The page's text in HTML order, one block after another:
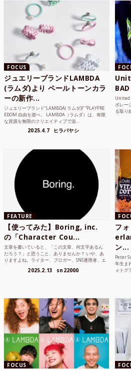
FOCUS
ジュエリーブランドLAMBDA
(ラムダ)より ペールトーンカラ
ーの新作...
ジュエリーブランド“LAMBDA( ラムダ))” “PLAYFRE
EDOM 自由を遊べ。 LAMBDA（ラムダ）は、有限
な資源を無限のクリエイティブで追...
2025.4.7 ヒラバヤシ
United
ボレー
る取り
FEATURE
【使ってみた】Boring, inc.
の「Character Cou...
文章を書いていると、「この文章、何文字あるん
だろう？」と思うこと、ありませんか？ いや、あ
りますよね。ライター、ブロガー、SNS運用者、エ
2025.2.13 sn22000
フ
ン...
Peter
年生ま
ォトグ
FOCUS